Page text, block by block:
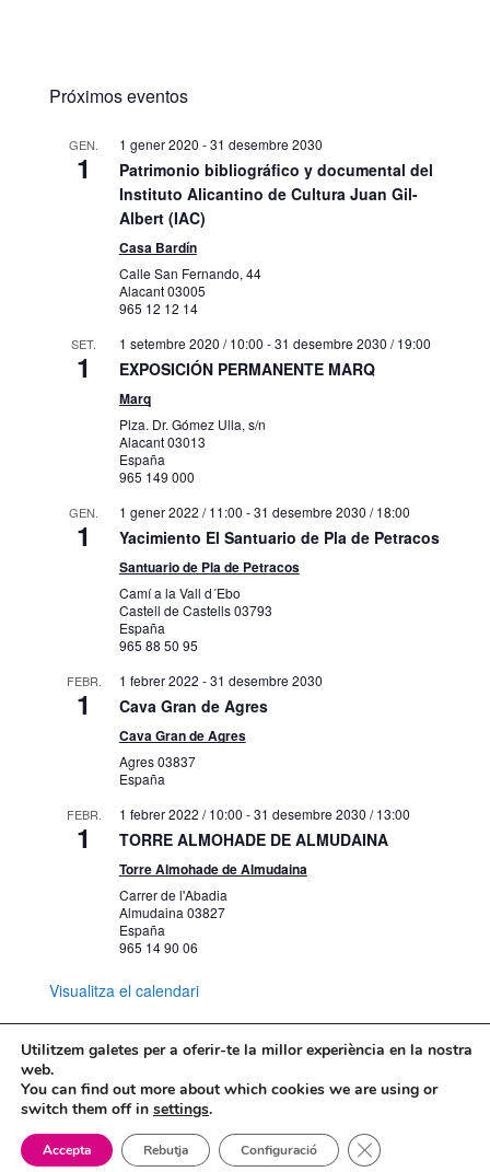
Próximos eventos
GEN.
1
1 gener 2020 -31 desembre 2030
Patrimonio bibliográfico y documental del
Instituto Alicantino de Cultura Juan Gil-
Albert (IAC)
Casa Bardín
Calle San Fernando, 44
Alacant03005
965 12 12 14
SET.
1
1 setembre 2020 / 10:00 -31 desembre 2030 / 19:00
EXPOSICIÓN PERMANENTE MARQ
Marq
Plza. Dr. Gómez Ulla, s/n
Alacant03013
España
965 149 000
GEN.
1
1 gener 2022 / 11:00 -31 desembre 2030 / 18:00
Yacimiento El Santuario de Pla de Petracos
Santuario de Pla de Petracos
Camí a la Vall d´Ebo
Castell de Castells03793
España
965 88 50 95
FEBR.
1
1 febrer 2022 -31 desembre 2030
Cava Gran de Agres
Cava Gran de Agres
Agres03837
España
FEBR.
1
1 febrer 2022 / 10:00 -31 desembre 2030 / 13:00
TORRE ALMOHADE DE ALMUDAINA
Torre Almohade de Almudaina
Carrer de l'Abadia
Almudaina 03827
España
965 14 90 06
Visualitza el calendari
Mapa web
Política de Privacidad
Politica de cookies
Utilitzem galetes per a oferir-te la millor experiència en la nostra
web.
You can find out more about which cookies we are using or
switch them off in settings.
Accepta Rebutja Configuració Tanca el bàner de